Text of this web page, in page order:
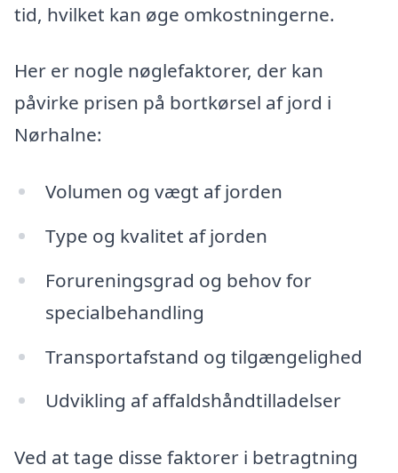
tid, hvilket kan øge omkostningerne.
Her er nogle nøglefaktorer, der kan
påvirke prisen på bortkørsel af jord i
Nørhalne:
Volumen og vægt af jorden
Type og kvalitet af jorden
Forureningsgrad og behov for
specialbehandling
Transportafstand og tilgængelighed
Udvikling af affaldshåndtilladelser
Ved at tage disse faktorer i betragtning